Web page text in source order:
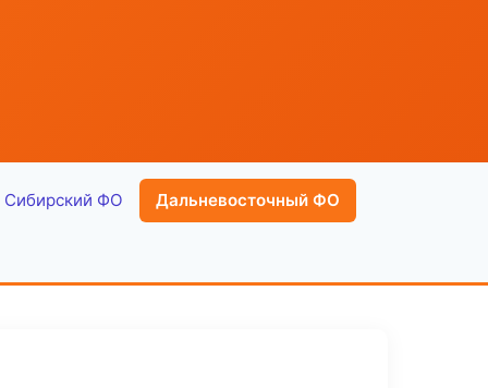
Сибирский ФО Дальневосточный ФО